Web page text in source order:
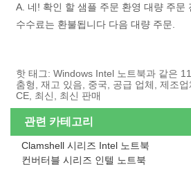
A. 네! 확인 할 샘플 주문 환영 대량 주문
수수료는 환불됩니다 다음 대량 주문.
핫 태그: Windows Intel 노트북과 같은
춤형, 재고 있음, 중국, 공급 업체, 제조업
CE, 최신, 최신 판매
관련 카테고리
Clamshell 시리즈 Intel 노트북
컨버터블 시리즈 인텔 노트북